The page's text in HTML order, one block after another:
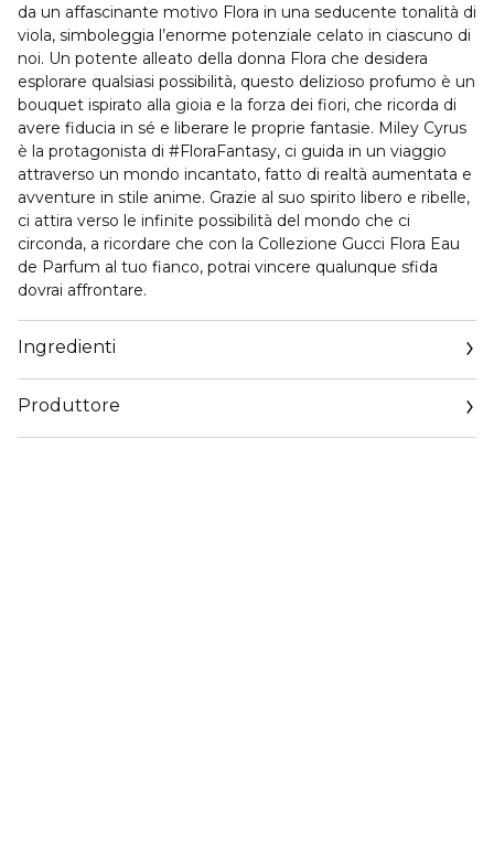
da un affascinante motivo Flora in una seducente tonalità di
viola, simboleggia l’enorme potenziale celato in ciascuno di
noi. Un potente alleato della donna Flora che desidera
esplorare qualsiasi possibilità, questo delizioso profumo è un
bouquet ispirato alla gioia e la forza dei fiori, che ricorda di
avere fiducia in sé e liberare le proprie fantasie. Miley Cyrus
è la protagonista di #FloraFantasy, ci guida in un viaggio
attraverso un mondo incantato, fatto di realtà aumentata e
avventure in stile anime. Grazie al suo spirito libero e ribelle,
ci attira verso le infinite possibilità del mondo che ci
circonda, a ricordare che con la Collezione Gucci Flora Eau
de Parfum al tuo fianco, potrai vincere qualunque sfida
dovrai affrontare.
Ingredienti
Produttore